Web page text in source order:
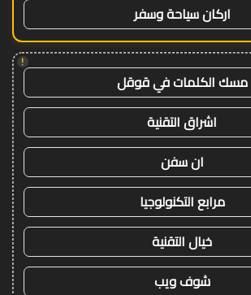
اركان سياحة وسفر
!
مسك الكلمات في قوقل
اشراق التقنية
ان سفن
مرابع التكنولوجيا
خيال التقنية
شوف ويب